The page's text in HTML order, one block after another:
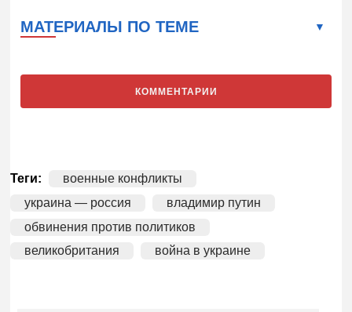
МАТЕРИАЛЫ ПО ТЕМЕ
КОММЕНТАРИИ
Теги:
военные конфликты
украина — россия
владимир путин
обвинения против политиков
великобритания
война в украине